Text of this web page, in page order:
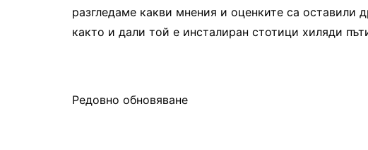
разгледаме какви мнения и оценките са оставили
както и дали той е инсталиран стотици хиляди
Редовно обновяване